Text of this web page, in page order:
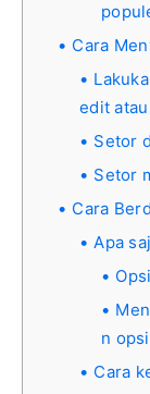
Cara
edit
Setor
Setor
Cara
Apa
n
Cara